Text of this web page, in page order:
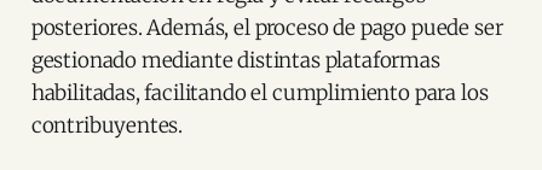
posteriores. Además, el proceso de pago puede ser
gestionado mediante distintas plataformas
habilitadas, facilitando el cumplimiento para los
contribuyentes.